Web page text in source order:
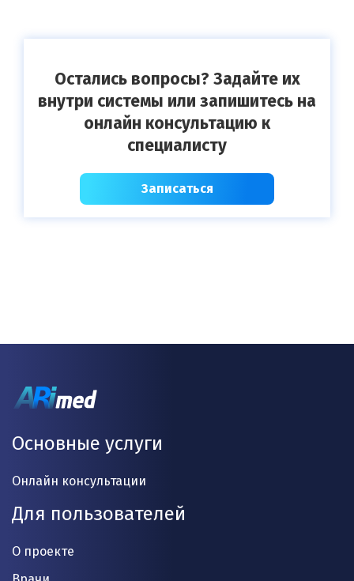
Остались вопросы? Задайте их
внутри системы или запишитесь на
онлайн консультацию к
специалисту
Записаться
Основные услуги
Онлайн консультации
Для пользователей
О проекте